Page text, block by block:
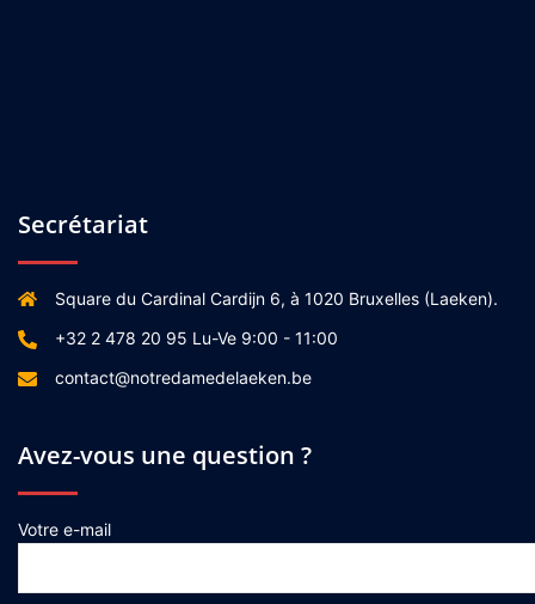
Secrétariat
Square du Cardinal Cardijn 6, à 1020 Bruxelles (Laeken).
+32 2 478 20 95 Lu-Ve 9:00 - 11:00
contact@notredamedelaeken.be
Avez-vous une question ?
Votre e-mail